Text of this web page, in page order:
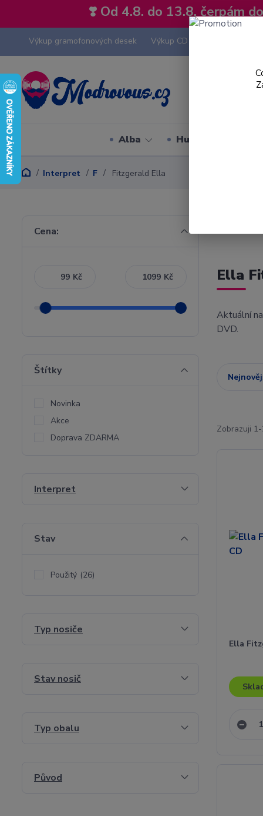
❣️ Od 4.8. do 13.8. čerpám
Výkup gramofonových desek Výkup CD
Alba Hudební styly
Interpret F Fitzgerald Ella
Ella
Aktuální
DVD.
Zobrazuji
Ella
Cena:
Kč Kč
Štítky
Novinka
Akce
Doprava ZDARMA
Interpret
Stav
Použitý (26)
Typ nosiče
Stav nosič
Typ obalu
Původ